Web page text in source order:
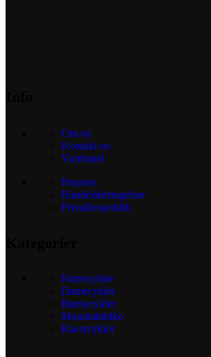
Om os
Kontakt os
Værksted
Reusers
Handelsbetingelser
Privatlivspolitik
Herrecykler
Damecykler
Børnecykler
Mountainbike
Racercykler